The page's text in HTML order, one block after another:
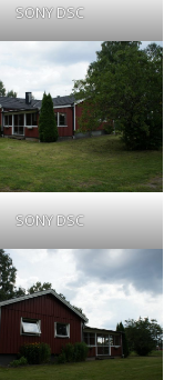
SONY DSC
SONY DSC